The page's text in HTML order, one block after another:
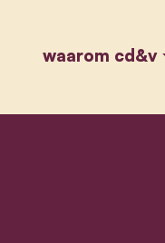
waarom cd&v